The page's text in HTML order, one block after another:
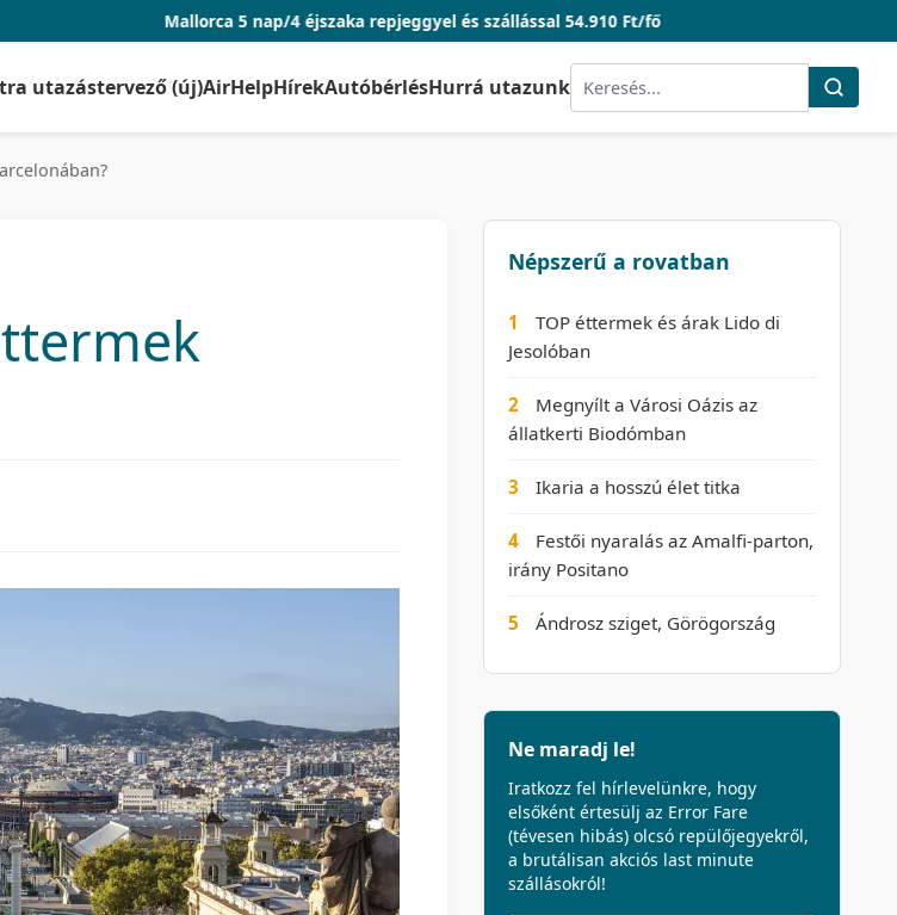
Mallorca 5 nap/4 éjszaka repjeggyel és szállással 54.910 Ft/fő
utazástervező (új)AirHelpHírekAutóbérlésHurrá utazunk
Népszerű a rovatban
1
TOP éttermek és árak Lido di
Jesolóban
2
Megnyílt a Városi Oázis az
állatkerti Biodómban
3 Ikaria a hosszú élet titka
4
Festői nyaralás az Amalfi-parton,
irány Positano
5 Ándrosz sziget, Görögország
Ne maradj le!
Iratkozz fel hírlevelünkre, hogy
elsőként értesülj az Error Fare
(tévesen hibás) olcsó repülőjegyekről,
a brutálisan akciós last minute
szállásokról!